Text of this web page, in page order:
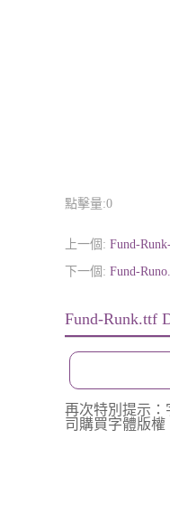
點擊量:0
上一個: Fund-
下一個: Fund-
Fund-Runk.ttf
再次特別提示
司購買字體版權